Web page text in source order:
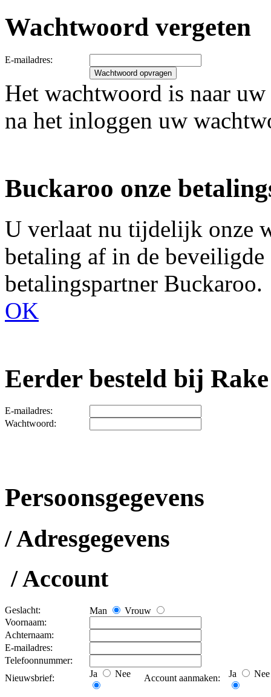
Wachtwoord vergeten
E-mailadres:
Het wachtwoord is naar
na het inloggen uw
Buckaroo onze
U verlaat nu tijdelijk onze
betaling af in de
betalingspartner Buckaroo.
OK
Eerder besteld bij
E-mailadres:
Wachtwoord:
Persoonsgegevens
/ Adresgegevens
/ Account
Geslacht: Man
Vrouw
Voornaam:
Achternaam:
E-mailadres:
Telefoonnummer:
Nieuwsbrief:
Ja Nee Account aanmaken: Ja Nee